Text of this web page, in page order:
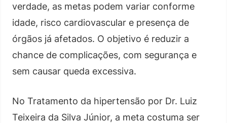
verdade, as metas podem variar conforme
idade, risco cardiovascular e presença de
órgãos já afetados. O objetivo é reduzir a
chance de complicações, com segurança e
sem causar queda excessiva.
No Tratamento da hipertensão por Dr. Luiz
Teixeira da Silva Júnior, a meta costuma ser